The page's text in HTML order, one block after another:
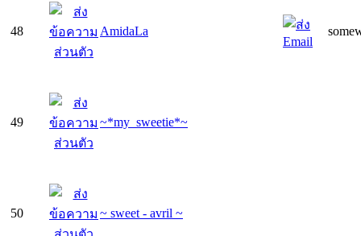
48 AmidaLa
49 ~*my_sweetie*~
50 ~ sweet - avril ~